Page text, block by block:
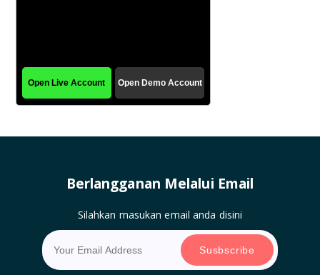
Berlangganan Melalui Email
Silahkan masukan email anda disini